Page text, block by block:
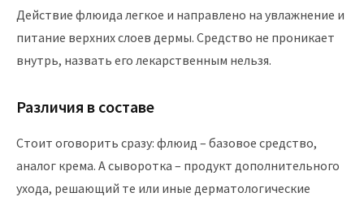
Действие флюида легкое и направлено на увлажнение и
питание верхних слоев дермы. Средство не проникает
внутрь, назвать его лекарственным нельзя.
Различия в составе
Стоит оговорить сразу: флюид – базовое средство,
аналог крема. А сыворотка – продукт дополнительного
ухода, решающий те или иные дерматологические